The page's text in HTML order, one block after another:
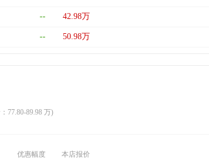
-- 42.98万
-- 50.98万
77.80-89.98 万)
优惠幅度 本店报价